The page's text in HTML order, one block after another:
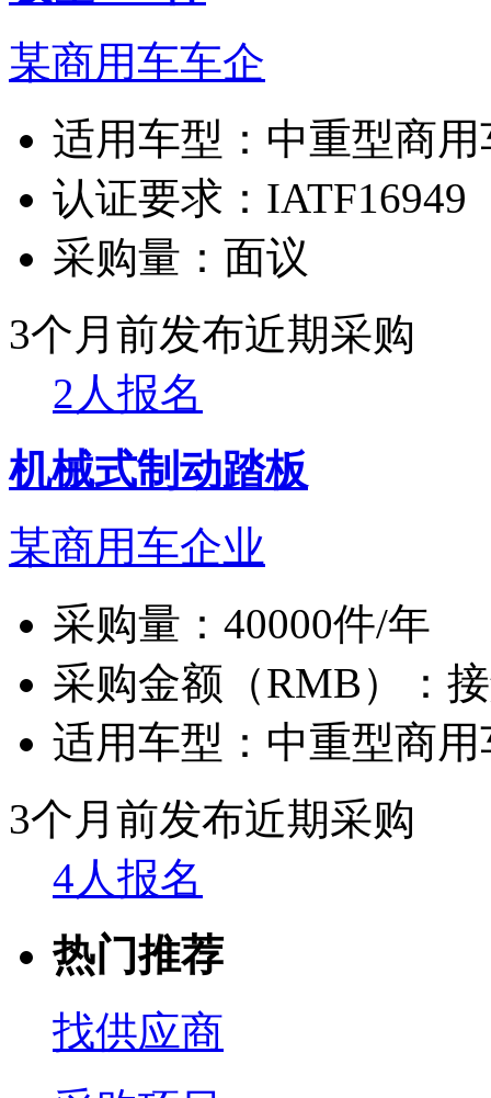
某商用车车企
适用车型： 中重型商
认证要求： IATF16949
采购量： 面议
3个月前发布近期采购
2人报名
机械式制动踏板
某商用车企业
采购量： 40000件/年
采购金额（RMB）：
适用车型： 中重型商
3个月前发布近期采购
4人报名
热门推荐
找供应商